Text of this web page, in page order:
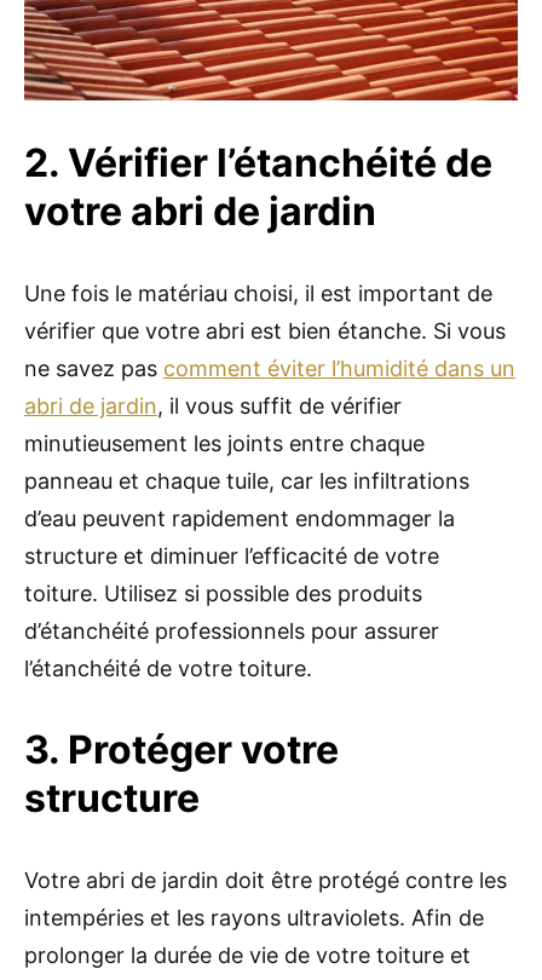
2. Vérifier l’étanchéité de
votre abri de jardin
Une fois le matériau choisi, il est important de
vérifier que votre abri est bien étanche. Si vous
ne savez pas comment éviter l’humidité dans un
abri de jardin, il vous suffit de vérifier
minutieusement les joints entre chaque
panneau et chaque tuile, car les infiltrations
d’eau peuvent rapidement endommager la
structure et diminuer l’efficacité de votre
toiture. Utilisez si possible des produits
d’étanchéité professionnels pour assurer
l’étanchéité de votre toiture.
3. Protéger votre
structure
Votre abri de jardin doit être protégé contre les
intempéries et les rayons ultraviolets. Afin de
prolonger la durée de vie de votre toiture et